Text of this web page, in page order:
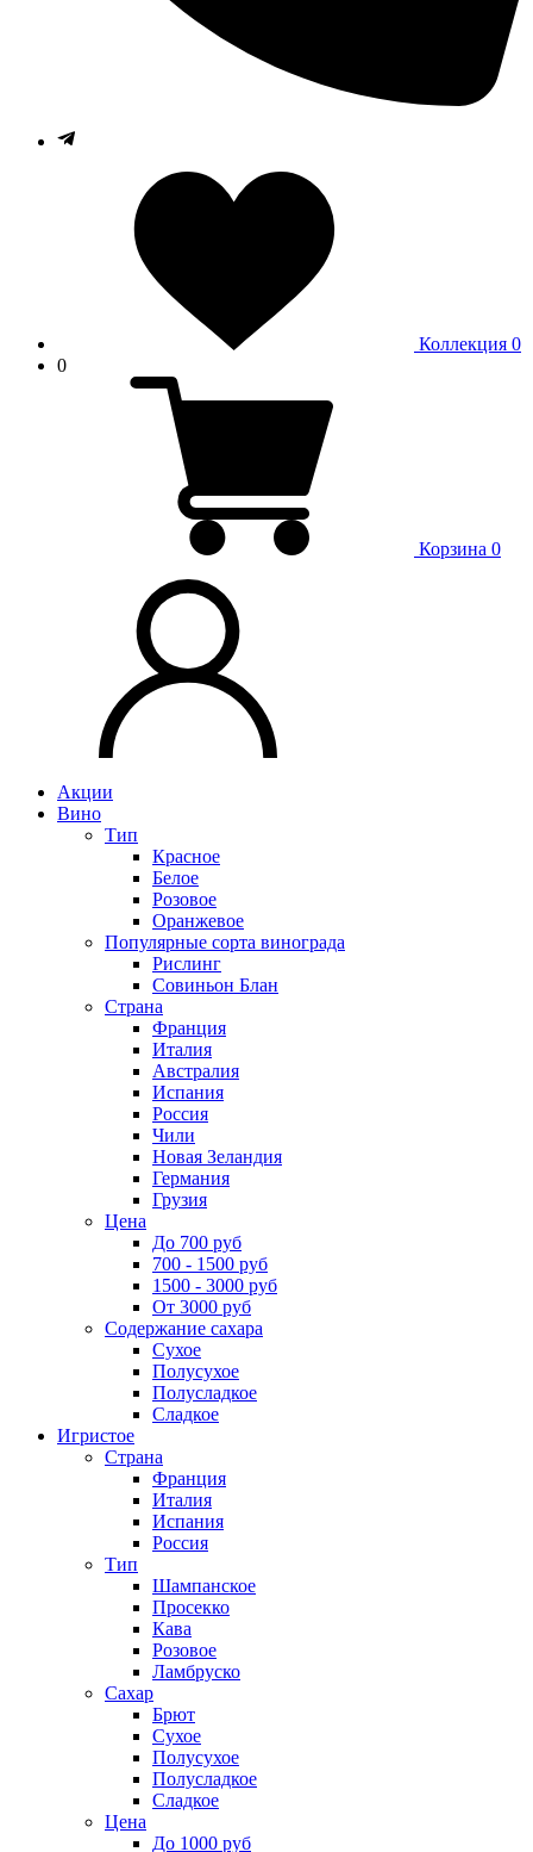
Коллекция 0
0
Корзина 0
Акции
Вино
Тип
Красное
Белое
Розовое
Оранжевое
Популярные сорта винограда
Рислинг
Совиньон Блан
Страна
Франция
Италия
Австралия
Испания
Россия
Чили
Новая Зеландия
Германия
Грузия
Цена
До 700 руб
700 - 1500 руб
1500 - 3000 руб
От 3000 руб
Содержание сахара
Сухое
Полусухое
Полусладкое
Сладкое
Игристое
Страна
Франция
Италия
Испания
Россия
Тип
Шампанское
Просекко
Кава
Розовое
Ламбруско
Сахар
Брют
Сухое
Полусухое
Полусладкое
Сладкое
Цена
До 1000 руб